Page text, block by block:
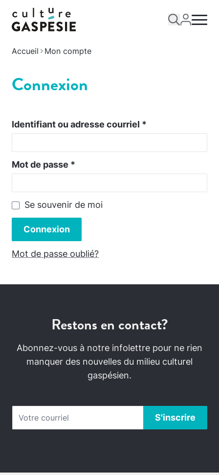
Accueil Mon compte
Connexion
Identifiant ou adresse courriel *
Mot de passe *
Se souvenir de moi
Connexion
Mot de passe oublié?
Restons en contact?
Abonnez-vous à notre infolettre pour ne rien
manquer des nouvelles du milieu culturel
gaspésien.